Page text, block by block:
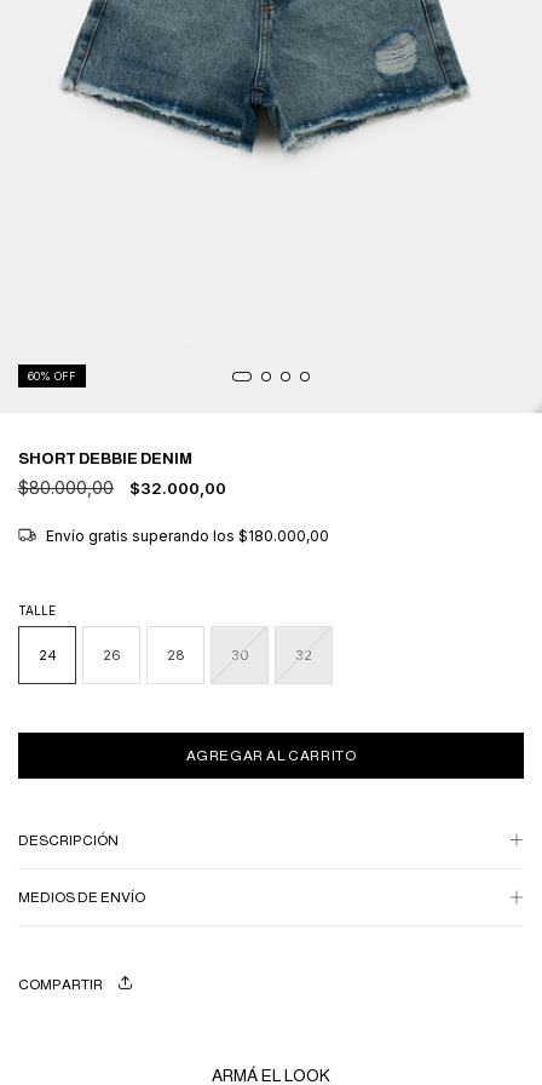
60% OFF
SHORT DEBBIE DENIM
$80.000,00 $32.000,00
Envío gratis superando los $180.000,00
TALLE
24 26 28 30 32
DESCRIPCIÓN
MEDIOS DE ENVÍO
COMPARTIR
ARMÁ EL LOOK